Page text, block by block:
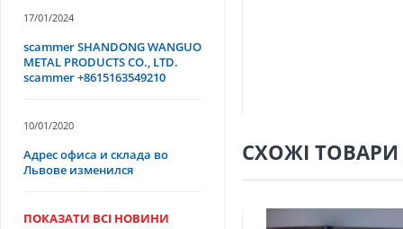
СХОЖІ ТОВАРИ
17/01/2024
scammer SHANDONG WANGUO
METAL PRODUCTS CO., LTD.
scammer +8615163549210
10/01/2020
Адрес офиса и склада во
Львове изменился
ПОКАЗАТИ ВСІ НОВИНИ